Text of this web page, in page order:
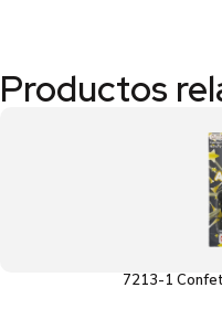
Productos
7213-1